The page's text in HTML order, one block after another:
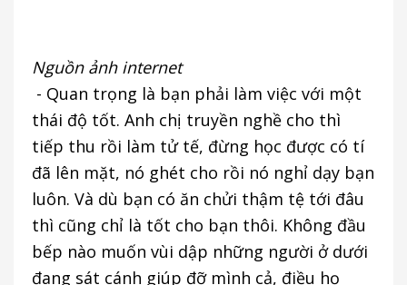
Nguồn ảnh internet
- Quan trọng là bạn phải làm việc với một
thái độ tốt. Anh chị truyền nghề cho thì
tiếp thu rồi làm tử tế, đừng học được có tí
đã lên mặt, nó ghét cho rồi nó nghỉ dạy bạn
luôn. Và dù bạn có ăn chửi thậm tệ tới đâu
thì cũng chỉ là tốt cho bạn thôi. Không đầu
bếp nào muốn vùi dập những người ở dưới
đang sát cánh giúp đỡ mình cả, điều họ